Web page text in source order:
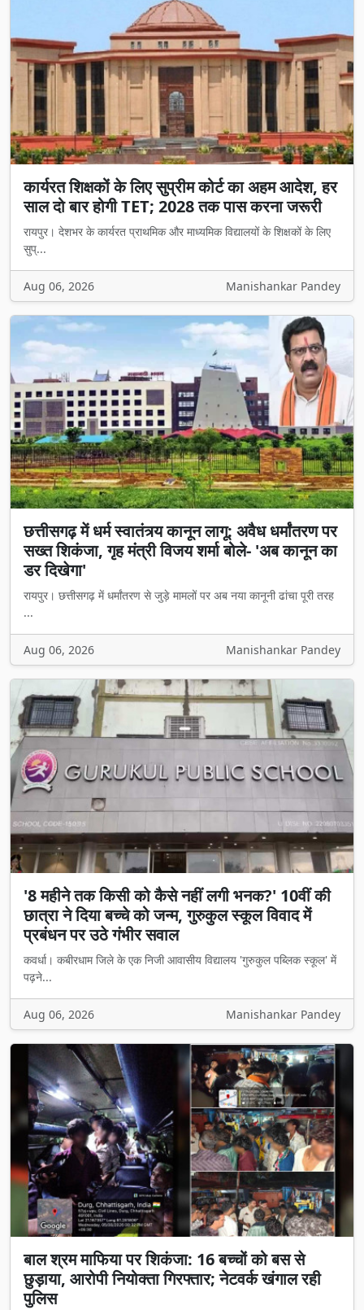
कार्यरत शिक्षकों के लिए सुप्रीम कोर्ट का अहम आदेश, हर
साल दो बार होगी TET; 2028 तक पास करना जरूरी
रायपुर। देशभर के कार्यरत प्राथमिक और माध्यमिक विद्यालयों के शिक्षकों के लिए
सुप्...
Aug 06, 2026 Manishankar Pandey
छत्तीसगढ़ में धर्म स्वातंत्र्य कानून लागू: अवैध धर्मांतरण पर
सख्त शिकंजा, गृह मंत्री विजय शर्मा बोले- 'अब कानून का
डर दिखेगा'
रायपुर। छत्तीसगढ़ में धर्मांतरण से जुड़े मामलों पर अब नया कानूनी ढांचा पूरी तरह
...
Aug 06, 2026 Manishankar Pandey
'8 महीने तक किसी को कैसे नहीं लगी भनक?' 10वीं की
छात्रा ने दिया बच्चे को जन्म, गुरुकुल स्कूल विवाद में
प्रबंधन पर उठे गंभीर सवाल
कवर्धा। कबीरधाम जिले के एक निजी आवासीय विद्यालय 'गुरुकुल पब्लिक स्कूल' में
पढ़ने...
Aug 06, 2026 Manishankar Pandey
बाल श्रम माफिया पर शिकंजा: 16 बच्चों को बस से
छुड़ाया, आरोपी नियोक्ता गिरफ्तार; नेटवर्क खंगाल रही
पुलिस